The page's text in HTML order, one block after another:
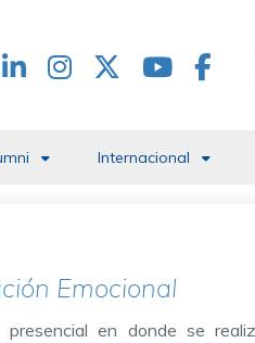
Redes
Internacional
Emocional
en donde se